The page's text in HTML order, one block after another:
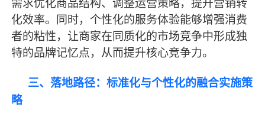
需求优化商品结构、调整运营策略，提升营销转
化效率。同时，个性化的服务体验能够增强消费
者的粘性，让商家在同质化的市场竞争中形成独
特的品牌记忆点，从而提升核心竞争力。
三、落地路径：标准化与个性化的融合实施策
略